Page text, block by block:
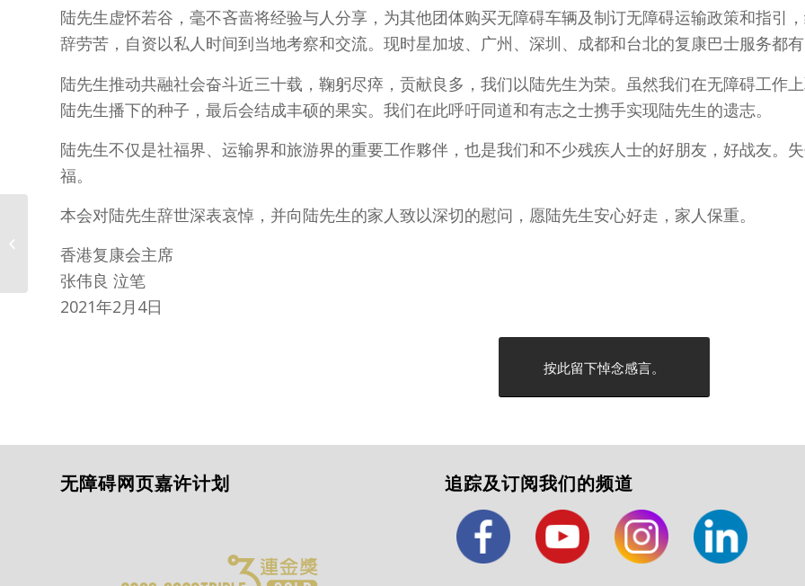
陆先生虚怀若谷，毫不吝啬将经验与人分享，为其他团体购买无障碍车辆及制订无障碍运输政策和指引
辞劳苦，自资以私人时间到当地考察和交流。现时星加坡、广州、深圳、成都和台北的复康巴士服务都
陆先生推动共融社会奋斗近三十载，鞠躬尽瘁，贡献良多，我们以陆先生为荣。虽然我们在无障碍工作
陆先生播下的种子，最后会结成丰硕的果实。我们在此呼吁同道和有志之士携手实现陆先生的遗志。
陆先生不仅是社福界、运输界和旅游界的重要工作夥伴，也是我们和不少残疾人士的好朋友，好战友。
福。
本会对陆先生辞世深表哀悼，并向陆先生的家人致以深切的慰问，愿陆先生安心好走，家人保重。
香港复康会主席
张伟良 泣笔
2021年2月4日
按此留下悼念感言。
无障碍网页嘉许计划 追踪及订阅我们的频道
香港复康会《牛岁喜迎
封及挥春即...